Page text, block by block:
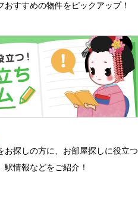
おすすめの物件をピックアップ！
お探しの方に、お部屋探しに役立つ
駅情報などをご紹介！